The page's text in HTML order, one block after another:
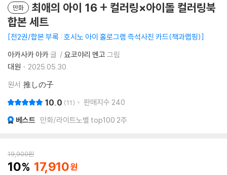
만화
최애의 아이 16 + 컬러링×아이돌 컬러링북
합본 세트
전2권/합본 부록 : 호시노 아이 홀로그램 즉석사진 카드(책과랩핑)
아카사카 아카글 요코야리 멘고 그림
대원
2025.05.30.
원서 推しの子
10.0 11 판매지수 240
베스트 만화/라이트노벨 top100 2주
19,900원
10 17,910